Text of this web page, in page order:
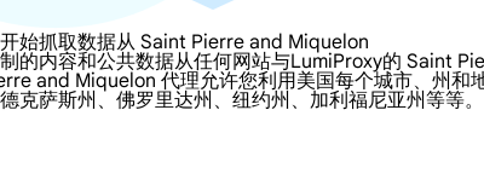
始抓取数据从 Saint Pierre and Miquelon
的内容和公共数据从任何网站与LumiProxy的 Saint
and Miquelon 代理允许您利用美国每个城市、州和
克萨斯州、佛罗里达州、纽约州、加利福尼亚州等等。